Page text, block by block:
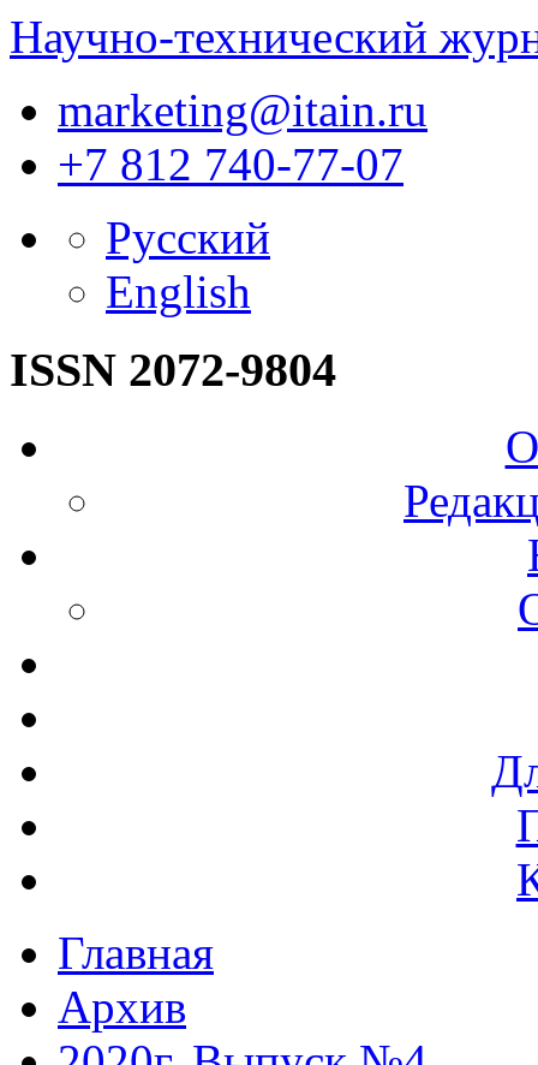
Научно-технический
marketing@itain.ru
+7 812 740-77-07
Русский
English
ISSN 2072-9804
Главная
Архив